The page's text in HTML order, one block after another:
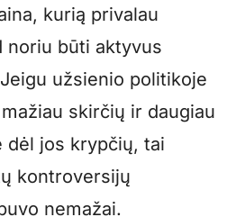
kurią privalau
noriu būti aktyvus
užsienio politikoje
skirčių ir daugiau
dėl jos krypčių, tai
kontroversijų
nemažai.